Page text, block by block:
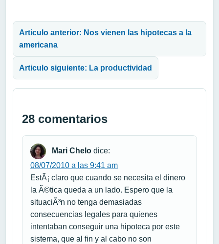
Articulo anterior: Nos vienen las hipotecas a la
americana
Articulo siguiente: La productividad
28 comentarios
Mari Chelo dice:
08/07/2010 a las 9:41 am
EstÃ¡ claro que cuando se necesita el dinero
la Ã©tica queda a un lado. Espero que la
situaciÃ³n no tenga demasiadas
consecuencias legales para quienes
intentaban conseguir una hipoteca por este
sistema, que al fin y al cabo no son